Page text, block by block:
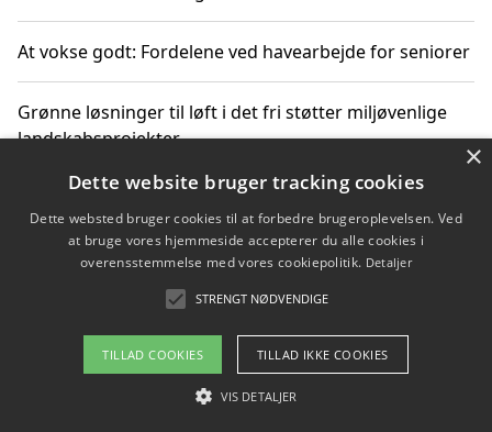
At vokse godt: Fordelene ved havearbejde for seniorer
Grønne løsninger til løft i det fri støtter miljøvenlige
landskabsprojekter
Gør haven til et frirum for familien og naturen
Copyright 2026 - Pilanto Aps
Om / kontakt
Blog Betingelser
×
Dette website bruger tracking cookies
Dette websted bruger cookies til at forbedre brugeroplevelsen. Ved
at bruge vores hjemmeside accepterer du alle cookies i
overensstemmelse med vores cookiepolitik. Detaljer
STRENGT NØDVENDIGE
TILLAD COOKIES TILLAD IKKE COOKIES
VIS DETALJER